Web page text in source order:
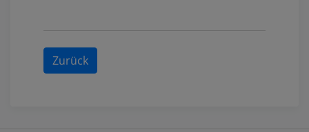
Zurück